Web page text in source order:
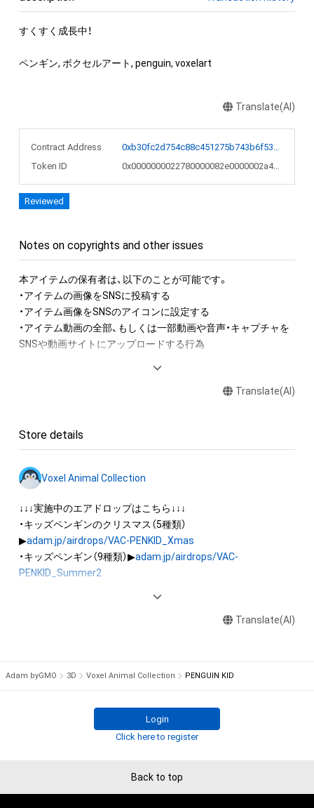
すくすく成長中！
Translate(AI)
Contract Address
0xb30fc2d754c88c451275b743b6f530f19f643683
Token ID
0x0000000022780000082e0000002a4991
Reviewed
Notes on copyrights and other issues
本アイテムの保有者は、以下のことが可能です。
・アイテムの画像をSNSに投稿する
・アイテム画像をSNSのアイコンに設定する
・アイテム動画の全部、もしくは一部動画や音声・キャプチャを
SNSや動画サイトにアップロードする行為
・アイテムの画像を使用してメッセージカードを制作し友達に
アイテムに関する注意事項
ロゴ等を含みますがこれらに限られません。)にかかる知的財産
権(著作権、特許権、実用新案権、商標権、意匠権その他の知的財
産権(それらの権利を取得し、又はそれらの権利につき登録等を
出願する権利を含みます。)を意味します。)は、本アイテムの著
作権を有する方、著作隣接権の権利者またはその管理委託を受
けている者によって保護されています。そのため、本アイテム
を保有していたとしても、本アイテムに関する創作物にかかる
・本アイテムの著作権を有する方、著作隣接権の権利者またはそ
の管理委託を受けている者からの事前の同意なしに、上記の「本
せん。)を行うことはできません。
に反する利用またはその恐れのある利用など、作成者が不適切
Translate(AI)
Store details
Voxel Animal Collection
↓↓↓実施中のエアドロップはこちら↓↓↓
・キッズペンギンのクリスマス（5種類）
▶adam.jp/airdrops/VAC-PENKID_Xmas
・キッズペンギン（9種類）▶adam.jp/airdrops/VAC-
PENKID_Summer2
・フクロウ（3種類）▶adam.jp/airdrops/VAC-OWL
adam.jp/airdrops/VAC-NY2024
Translate(AI)
Adam byGMO 3D Voxel Animal Collection PENGUIN KID
Login
Click here to register
Back to top